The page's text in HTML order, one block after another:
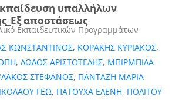
υπαλλήλων
αποστάσεως
Εκπαιδευτικών Προγραμμάτων
ΚΩΝΣΤΑΝΤΙΝΟΣ, ΚΟΡΑΚΗΣ ΚΥΡΙΑΚΟΣ,
, ΛΩΛΟΣ ΑΡΙΣΤΟΤΕΛΗΣ, ΜΠΙΡΜΠΙΛΑ
ΣΤΕΦΑΝΟΣ, ΠΑΝΤΑΖΗ ΜΑΡΙΑ
ΓΕΩ, ΠΑΤΟΥΧΑ ΕΛΕΝΗ, ΠΟΛΙΤΟΥ